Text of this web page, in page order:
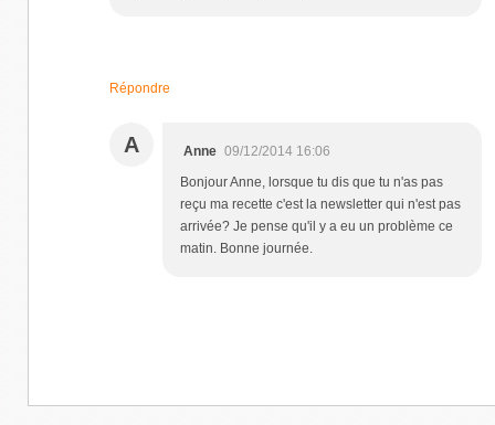
Répondre
A Anne 09/12/2014 16:06
Bonjour Anne, lorsque tu dis que tu n'as pas
reçu ma recette c'est la newsletter qui n'est pas
arrivée? Je pense qu'il y a eu un problème ce
matin. Bonne journée.